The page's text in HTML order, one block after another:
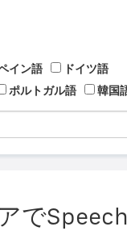
イン語
ドイツ語
ポルトガル語 韓国
で